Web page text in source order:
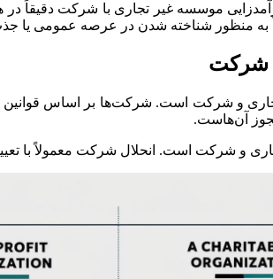
درآمدزایی موسسه غیر تجاری با شرکت
منظور شناخته شدن در عرصه عمومی یا
شرکت
و شرکت است. شرکت‌ها بر اساس
آن‌هاست.
و شرکت است. انحلال شرکت معمولاً با